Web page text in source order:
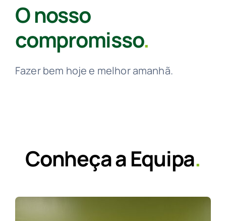
O nosso
compromisso.
Fazer bem hoje e melhor amanhã.
Conheça a Equipa.